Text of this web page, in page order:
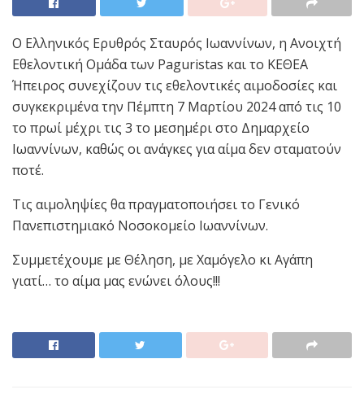
Ο Ελληνικός Ερυθρός Σταυρός Ιωαννίνων, η Ανοιχτή
Εθελοντική Ομάδα των Paguristas και το ΚΕΘΕΑ
Ήπειρος συνεχίζουν τις εθελοντικές αιμοδοσίες και
συγκεκριμένα την Πέμπτη 7 Μαρτίου 2024 από τις 10
το πρωί μέχρι τις 3 το μεσημέρι στο Δημαρχείο
Ιωαννίνων, καθώς οι ανάγκες για αίμα δεν σταματούν
ποτέ.
Τις αιμοληψίες θα πραγματοποιήσει το Γενικό
Πανεπιστημιακό Νοσοκομείο Ιωαννίνων.
Συμμετέχουμε με Θέληση, με Χαμόγελο κι Αγάπη
γιατί… το αίμα μας ενώνει όλους!!!